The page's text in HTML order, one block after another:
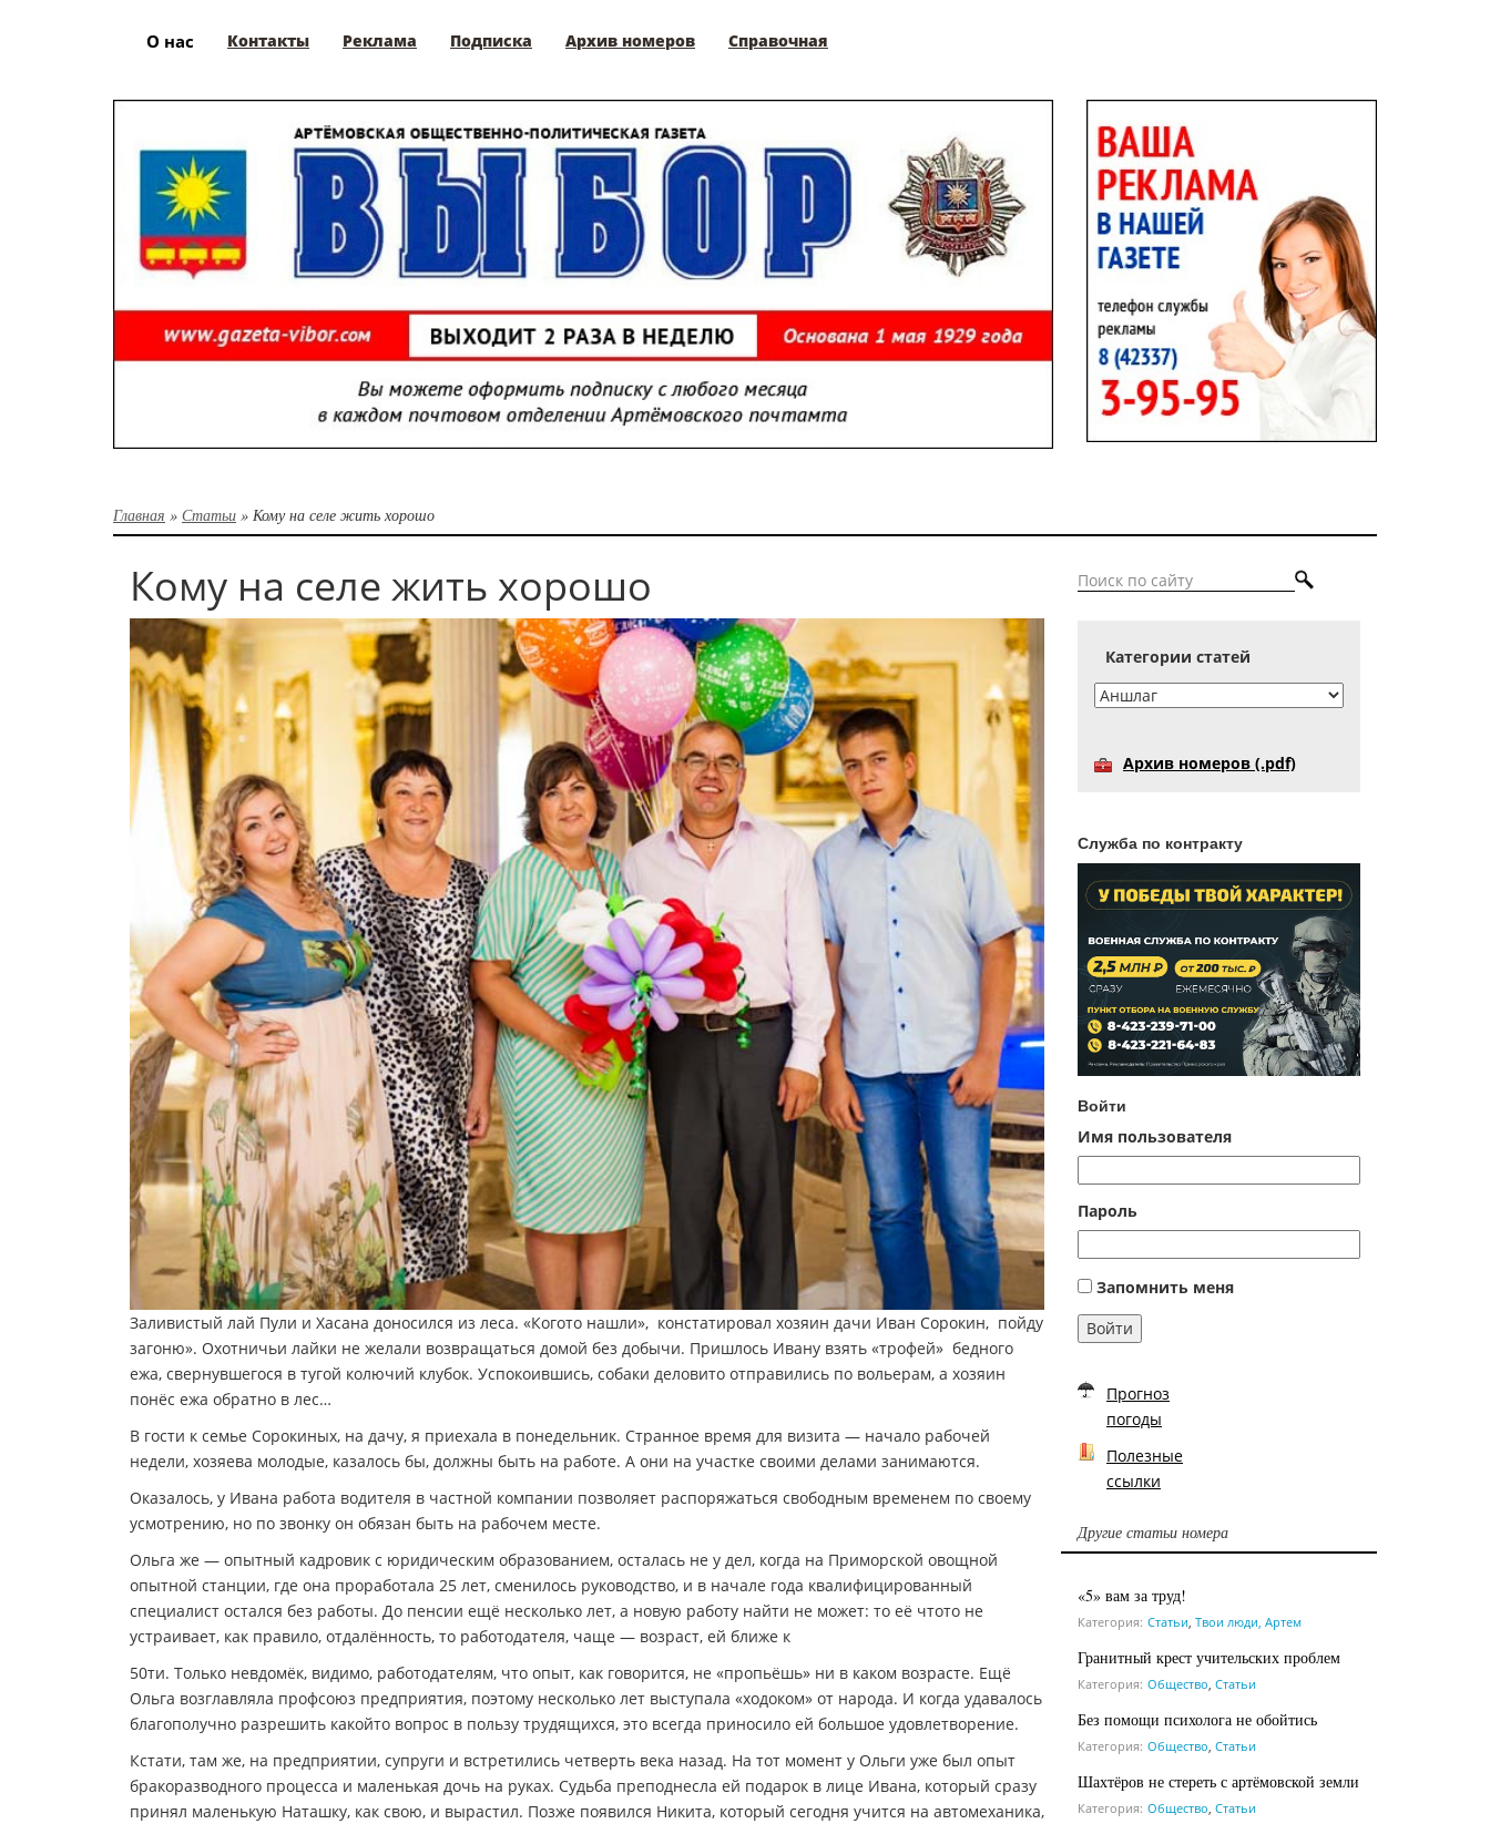
О нас Контакты Реклама Подписка Архив номеров Справочная
Главная » Статьи » Кому на селе жить хорошо
Кому на селе жить хорошо
Заливистый лай Пули и Хасана доносился из леса. «Кого­то нашли», ­ констатировал хозяин дачи Иван Сорокин, ­ пойду
загоню». Охотничьи лайки не желали возвращаться домой без добычи. Пришлось Ивану взять «трофей» ­ бедного
ежа, свернувшегося в тугой колючий клубок. Успокоившись, собаки деловито отправились по вольерам, а хозяин
понёс ежа обратно в лес…
В гости к семье Сорокиных, на дачу, я приехала в понедельник. Странное время для визита — начало рабочей
недели, хозяева молодые, казалось бы, должны быть на работе. А они на участке своими делами занимаются.
Оказалось, у Ивана работа водителя в частной компании позволяет распоряжаться свободным временем по своему
усмотрению, но по звонку он обязан быть на рабочем месте.
Ольга же — опытный кадровик с юридическим образованием, осталась не у дел, когда на Приморской овощной
опытной станции, где она проработала 25 лет, сменилось руководство, и в начале года квалифицированный
специалист остался без работы. До пенсии ещё несколько лет, а новую работу найти не может: то её что­то не
устраивает, как правило, отдалённость, то работодателя, чаще — возраст, ей ближе к
50­ти. Только невдомёк, видимо, работодателям, что опыт, как говорится, не «пропьёшь» ни в каком возрасте. Ещё
Ольга возглавляла профсоюз предприятия, поэтому несколько лет выступала «ходоком» от народа. И когда удавалось
благополучно разрешить какой­то вопрос в пользу трудящихся, это всегда приносило ей большое удовлетворение.
Кстати, там же, на предприятии, супруги и встретились четверть века назад. На тот момент у Ольги уже был опыт
бракоразводного процесса и маленькая дочь на руках. Судьба преподнесла ей подарок в лице Ивана, который сразу
принял маленькую Наташку, как свою, и вырастил. Позже появился Никита, который сегодня учится на автомеханика,
Категории статей
Архив номеров (.pdf)
Служба по контракту
Войти
Имя пользователя
Пароль
Запомнить меня
Войти
Прогноз
погоды
Полезные
ссылки
Другие статьи номера
«5» вам за труд!
Категория: Статьи Твои люди, Артем
Гранитный крест учительских проблем
Категория: Общество Статьи
Без помощи психолога не обойтись
Категория: Общество Статьи
Шахтёров не стереть с артёмовской земли
Категория: Общество Статьи